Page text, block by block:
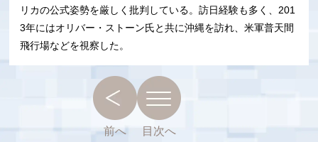
リカの公式姿勢を厳しく批判している。訪日経験も多く、201
3年にはオリバー・ストーン氏と共に沖縄を訪れ、米軍普天間
飛行場などを視察した。
前へ 目次へ